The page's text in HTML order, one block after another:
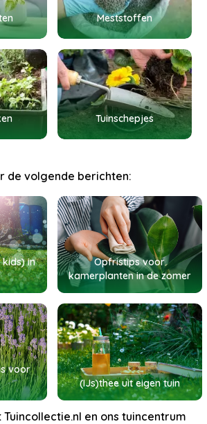
Meststoffen
Tuinschepjes
de volgende berichten:
in
Opfristips voor
kamerplanten in de zomer
voor
(IJs)thee uit eigen tuin
en ons tuincentrum